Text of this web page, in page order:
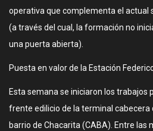
operativa que complementa el actual
(a través del cual, la formación no
una puerta abierta).
Puesta en valor de la Estación
Esta semana se iniciaron los trabajos
frente edilicio de la terminal cabecera
barrio de Chacarita (CABA). Entre las